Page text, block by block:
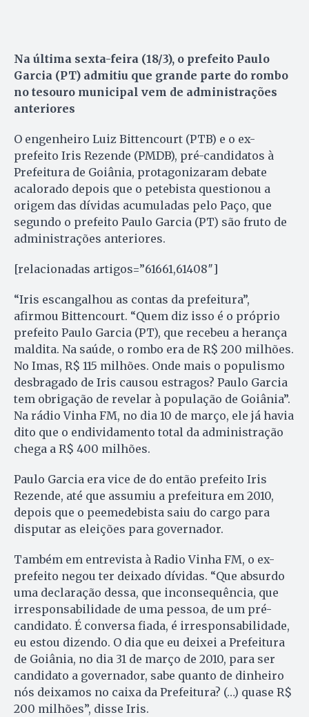
Na última sexta-feira (18/3), o prefeito Paulo
Garcia (PT) admitiu que grande parte do rombo
no tesouro municipal vem de administrações
anteriores
O engenheiro Luiz Bittencourt (PTB) e o ex-
prefeito Iris Rezende (PMDB), pré-candidatos à
Prefeitura de Goiânia, protagonizaram debate
acalorado depois que o petebista questionou a
origem das dívidas acumuladas pelo Paço, que
segundo o prefeito Paulo Garcia (PT) são fruto de
administrações anteriores.
[relacionadas artigos=”61661,61408″]
“Iris escangalhou as contas da prefeitura”,
afirmou Bittencourt. “Quem diz isso é o próprio
prefeito Paulo Garcia (PT), que recebeu a herança
maldita. Na saúde, o rombo era de R$ 200 milhões.
No Imas, R$ 115 milhões. Onde mais o populismo
desbragado de Iris causou estragos? Paulo Garcia
tem obrigação de revelar à população de Goiânia”.
Na rádio Vinha FM, no dia 10 de março, ele já havia
dito que o endividamento total da administração
chega a R$ 400 milhões.
Paulo Garcia era vice de do então prefeito Iris
Rezende, até que assumiu a prefeitura em 2010,
depois que o peemedebista saiu do cargo para
disputar as eleições para governador.
Também em entrevista à Radio Vinha FM, o ex-
prefeito negou ter deixado dívidas. “Que absurdo
uma declaração dessa, que inconsequência, que
irresponsabilidade de uma pessoa, de um pré-
candidato. É conversa fiada, é irresponsabilidade,
eu estou dizendo. O dia que eu deixei a Prefeitura
de Goiânia, no dia 31 de março de 2010, para ser
candidato a governador, sabe quanto de dinheiro
nós deixamos no caixa da Prefeitura? (…) quase R$
200 milhões”, disse Iris.